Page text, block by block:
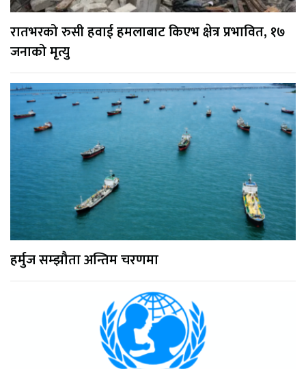
रातभरको रुसी हवाई हमलाबाट किएभ क्षेत्र प्रभावित, १७
जनाको मृत्यु
हर्मुज सम्झौता अन्तिम चरणमा